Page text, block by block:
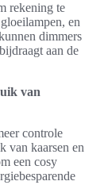
rekening te
en
dimmers
aan de
van
controle
van kaarsen en
een cosy